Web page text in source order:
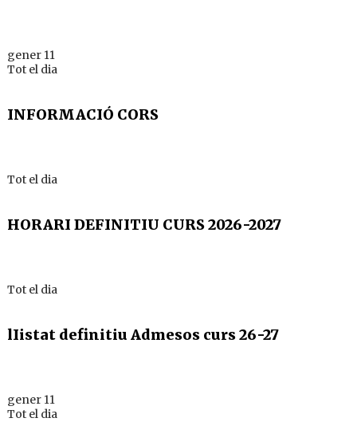
gener 11
Tot el dia
INFORMACIÓ CORS
Tot el dia
HORARI DEFINITIU CURS 2026-2027
Tot el dia
lIistat definitiu Admesos curs 26-27
gener 11
Tot el dia